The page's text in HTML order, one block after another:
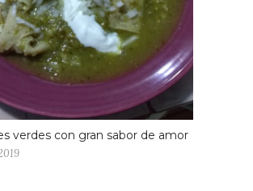
hecho esto se utiliza un nopalito
dar inicio a la forma al sándwich.
toma una penca de nopal asado
dos rebanadas de queso y
guisado de champiñones.
se cubre con otra penca,
vueltas persistentemente hasta
verdes con gran sabor de amor